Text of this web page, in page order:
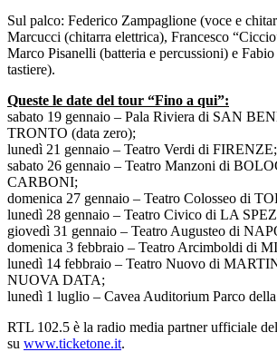
Sul palco: Federico Zampaglione (voce e
Marcucci (chitarra elettrica), Francesco
Marco Pisanelli (batteria e percussioni) e
tastiere).
Queste le date del tour “Fino a qui”:
sabato 19 gennaio – Pala Riviera di SAN
TRONTO (data zero);
lunedì 21 gennaio – Teatro Verdi di FIRENZE;
sabato 26 gennaio – Teatro Manzoni di
CARBONI;
domenica 27 gennaio – Teatro Colosseo di
lunedì 28 gennaio – Teatro Civico di LA
giovedì 31 gennaio – Teatro Augusteo di
domenica 3 febbraio – Teatro Arcimboldi di
lunedì 14 febbraio – Teatro Nuovo di
NUOVA DATA;
lunedì 1 luglio – Cavea Auditorium Parco
RTL 102.5 è la radio media partner ufficiale
su www.ticketone.it.